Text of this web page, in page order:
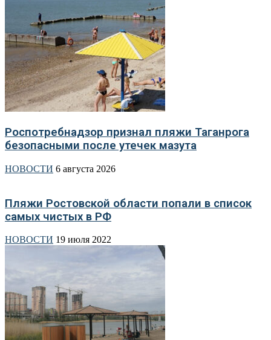
Роспотребнадзор признал пляжи Таганрога
безопасными после утечек мазута
НОВОСТИ 6 августа 2026
Пляжи Ростовской области попали в список
самых чистых в РФ
НОВОСТИ 19 июля 2022